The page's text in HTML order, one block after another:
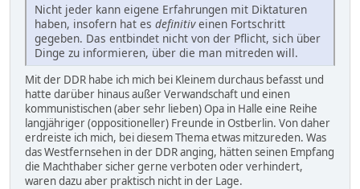
Nicht jeder kann eigene Erfahrungen mit Diktaturen
haben, insofern hat es definitiveinen Fortschritt
gegeben. Das entbindet nicht von der Pflicht, sich über
Dinge zu informieren, über die man mitreden will.
Mit der DDR habe ich mich bei Kleinem durchaus befasst und
hatte darüber hinaus außer Verwandschaft und einen
kommunistischen (aber sehr lieben) Opa in Halle eine Reihe
langjähriger (oppositioneller) Freunde in Ostberlin. Von daher
erdreiste ich mich, bei diesem Thema etwas mitzureden. Was
das Westfernsehen in der DDR anging, hätten seinen Empfang
die Machthaber sicher gerne verboten oder verhindert,
waren dazu aber praktisch nicht in der Lage.